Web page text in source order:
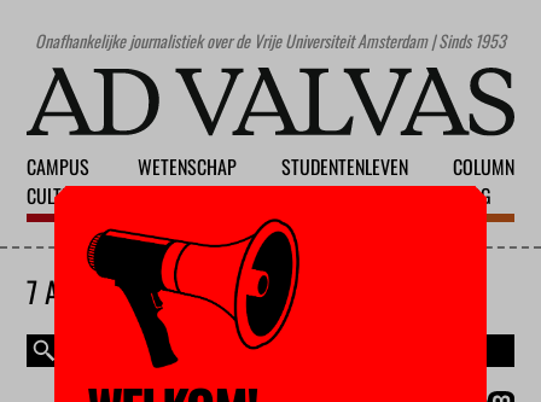
Onafhankelijke journalistiek over de Vrije Universiteit Amsterdam | Sinds 1953
CAMPUS
CULTUUR
WETENSCHAP
STUDENTENLEVEN
COLUMN
BLOG
7 AUGUSTUS 2026